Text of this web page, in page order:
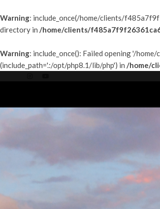
Warning: include_once(/home/clients/
directory in /home/clients/
Warning: include_once(): Failed opening '/
(include_path='.:/opt/php8.1/lib/php') in /home/